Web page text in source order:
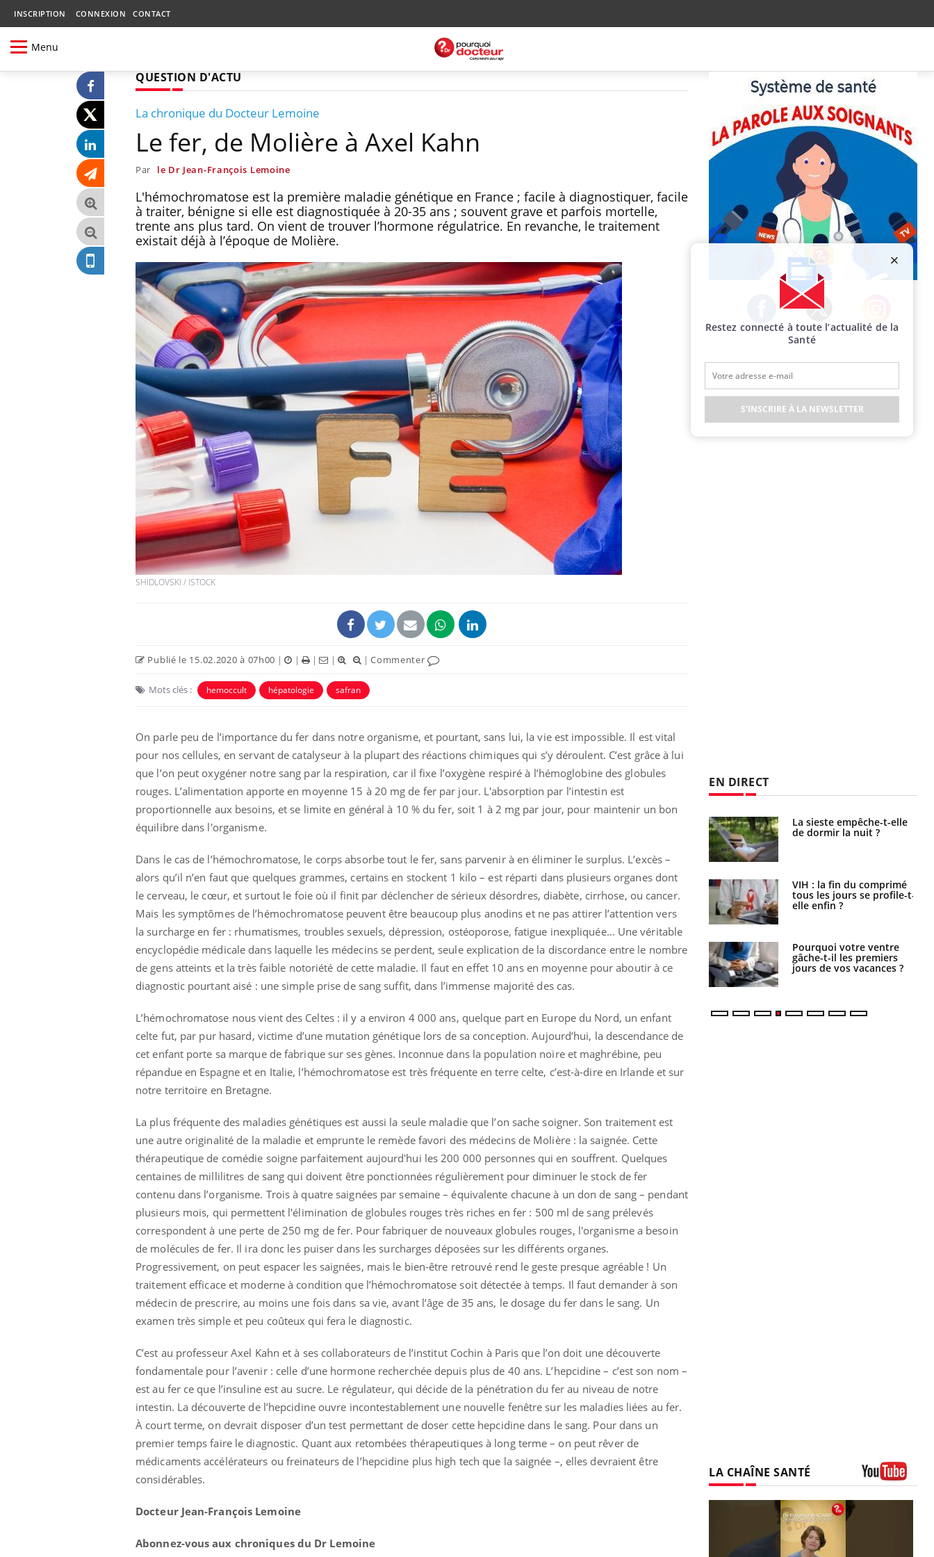
INSCRIPTION CONNEXION CONTACT
Menu
QUESTION D'ACTU
La chronique du Docteur Lemoine
Le fer, de Molière à Axel Kahn
Par le Dr Jean-François Lemoine
L'hémochromatose est la première maladie génétique en France ; facile à diagnostiquer, facile
à traiter, bénigne si elle est diagnostiquée à 20-35 ans ; souvent grave et parfois mortelle,
trente ans plus tard. On vient de trouver l’hormone régulatrice. En revanche, le traitement
existait déjà à l’époque de Molière.
SHIDLOVSKI / ISTOCK
Publié le 15.02.2020 à 07h00 | | | | |Commenter
Mots clés : hemoccult hépatologie safran
On parle peu de l’importance du fer dans notre organisme, et pourtant, sans lui, la vie est impossible. Il est vital
pour nos cellules, en servant de catalyseur à la plupart des réactions chimiques qui s’y déroulent. C’est grâce à lui
que l’on peut oxygéner notre sang par la respiration, car il fixe l’oxygène respiré à l’hémoglobine des globules
rouges. L’alimentation apporte en moyenne 15 à 20 mg de fer par jour. L'absorption par l’intestin est
proportionnelle aux besoins, et se limite en général à 10 % du fer, soit 1 à 2 mg par jour, pour maintenir un bon
équilibre dans l'organisme.
Dans le cas de l’hémochromatose, le corps absorbe tout le fer, sans parvenir à en éliminer le surplus. L’excès –
alors qu’il n’en faut que quelques grammes, certains en stockent 1 kilo – est réparti dans plusieurs organes dont
le cerveau, le cœur, et surtout le foie où il finit par déclencher de sérieux désordres, diabète, cirrhose, ou cancer.
Mais les symptômes de l’hémochromatose peuvent être beaucoup plus anodins et ne pas attirer l’attention vers
la surcharge en fer : rhumatismes, troubles sexuels, dépression, ostéoporose, fatigue inexpliquée… Une véritable
encyclopédie médicale dans laquelle les médecins se perdent, seule explication de la discordance entre le nombre
de gens atteints et la très faible notoriété de cette maladie. Il faut en effet 10 ans en moyenne pour aboutir à ce
diagnostic pourtant aisé : une simple prise de sang suffit, dans l’immense majorité des cas.
L’hémochromatose nous vient des Celtes : il y a environ 4 000 ans, quelque part en Europe du Nord, un enfant
celte fut, par pur hasard, victime d’une mutation génétique lors de sa conception. Aujourd’hui, la descendance de
cet enfant porte sa marque de fabrique sur ses gènes. Inconnue dans la population noire et maghrébine, peu
répandue en Espagne et en Italie, l’hémochromatose est très fréquente en terre celte, c’est-à-dire en Irlande et sur
notre territoire en Bretagne.
La plus fréquente des maladies génétiques est aussi la seule maladie que l’on sache soigner. Son traitement est
une autre originalité de la maladie et emprunte le remède favori des médecins de Molière : la saignée. Cette
thérapeutique de comédie soigne parfaitement aujourd'hui les 200 000 personnes qui en souffrent. Quelques
centaines de millilitres de sang qui doivent être ponctionnées régulièrement pour diminuer le stock de fer
contenu dans l’organisme. Trois à quatre saignées par semaine – équivalente chacune à un don de sang – pendant
plusieurs mois, qui permettent l'élimination de globules rouges très riches en fer : 500 ml de sang prélevés
correspondent à une perte de 250 mg de fer. Pour fabriquer de nouveaux globules rouges, l'organisme a besoin
de molécules de fer. Il ira donc les puiser dans les surcharges déposées sur les différents organes.
Progressivement, on peut espacer les saignées, mais le bien-être retrouvé rend le geste presque agréable ! Un
traitement efficace et moderne à condition que l’hémochromatose soit détectée à temps. Il faut demander à son
médecin de prescrire, au moins une fois dans sa vie, avant l’âge de 35 ans, le dosage du fer dans le sang. Un
examen très simple et peu coûteux qui fera le diagnostic.
C’est au professeur Axel Kahn et à ses collaborateurs de l’institut Cochin à Paris que l’on doit une découverte
fondamentale pour l’avenir : celle d’une hormone recherchée depuis plus de 40 ans. L’hepcidine – c’est son nom –
est au fer ce que l’insuline est au sucre. Le régulateur, qui décide de la pénétration du fer au niveau de notre
intestin. La découverte de l’hepcidine ouvre incontestablement une nouvelle fenêtre sur les maladies liées au fer.
À court terme, on devrait disposer d’un test permettant de doser cette hepcidine dans le sang. Pour dans un
premier temps faire le diagnostic. Quant aux retombées thérapeutiques à long terme – on peut rêver de
médicaments accélérateurs ou freinateurs de l’hepcidine plus high tech que la saignée –, elles devraient être
considérables.
Docteur Jean-François Lemoine
Abonnez-vous aux chroniques du Dr Lemoine
Facebook Twitter Instagram
EN DIRECT
Comment oublier les
écrans en vacances ?
Toujours connectés :
comment le travail
empiète de plus en plus
sur nos soirées
Cancer colorectal : une
stratégie simple aurait
changé la donne au Pays
France ?
Les médicaments GLP-1
protègent-ils aussi les os
Cytomégalovirus : ce qui
change dans la prise en
charge des femmes
La sieste empêche-t-elle
de dormir la nuit ?
VIH : la fin du comprimé
tous les jours se profile-t-
elle enfin ?
Pourquoi votre ventre
gâche-t-il les premiers
jours de vos vacances ?
Fortes chaleurs :
pourquoi le risque de
Le Viagra pourrait-il
freiner la propagation du
cancer ?
Pourquoi manger moins
de protéines pourrait
finalement être bénéfique
LA CHAÎNE SANTÉ
Restez connecté à toute l’actualité de la
Santé
S'INSCRIRE À LA NEWSLETTER